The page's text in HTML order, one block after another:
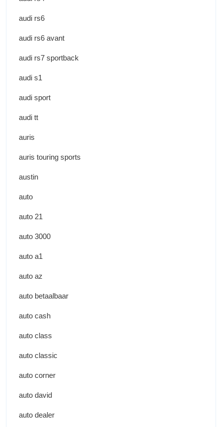
audi rs6
audi rs6 avant
audi rs7 sportback
audi s1
audi sport
audi tt
auris
auris touring sports
austin
auto
auto 21
auto 3000
auto a1
auto az
auto betaalbaar
auto cash
auto class
auto classic
auto corner
auto david
auto dealer